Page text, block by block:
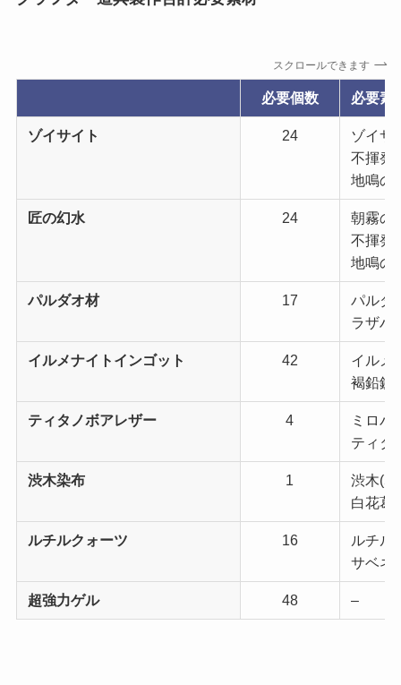
スクロールできます
必要個数 必要素
ゾイサイト 24
ゾイサ
不揮発
地鳴の
匠の幻水 24
朝霧の
不揮発
地鳴の
パルダオ材 17
パルダ
ラザハ
イルメナイトインゴット 42
イルメ
褐鉛鉱
ティタノボアレザー 4
ミロ
ティタ
渋木染布 1
渋木
白花葛
ルチルクォーツ 16
ルチル
サベネ
超強力ゲル 48 –